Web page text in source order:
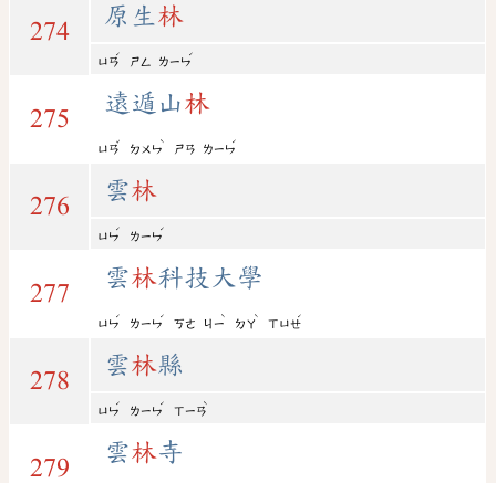
274
原生 林
ㄩㄢ
ˊ
ㄕㄥ ㄌㄧㄣ
ˊ
275
遠遁山林
ㄩㄢ
ˇ
ㄉㄨㄣ
ˋ
ㄕㄢ ㄌㄧㄣ
ˊ
276
雲林
ㄩㄣ
ˊ
ㄌㄧㄣ
ˊ
277
雲林科技大學
ㄩㄣ
ˊ
ㄌㄧㄣ
ˊ
ㄎㄜ ㄐㄧ
ˋ
ㄉㄚ
ˋ
ㄒㄩㄝ
ˊ
278
雲林縣
ㄩㄣ
ˊ
ㄌㄧㄣ
ˊ
ㄒㄧㄢ
ˋ
279
雲林寺